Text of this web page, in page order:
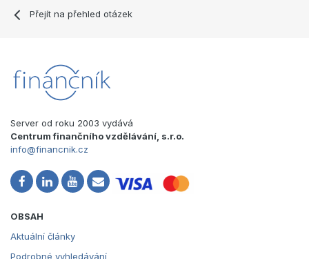
Přejít na přehled otázek
Server od roku 2003 vydává
Centrum finančního vzdělávání, s.r.o.
info@financnik.cz
OBSAH
Aktuální články
Podrobné vyhledávání